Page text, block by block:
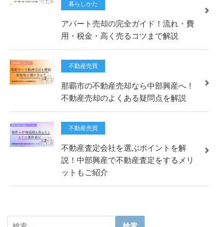
暮らしかた
アパート売却の完全ガイド！流れ・費
用・税金・高く売るコツまで解説
不動産売買
那覇市の不動産売却なら中部興産へ！
不動産売却のよくある疑問点を解説
不動産売買
不動産査定会社を選ぶポイントを解
説！中部興産で不動産査定をするメリ
ットもご紹介